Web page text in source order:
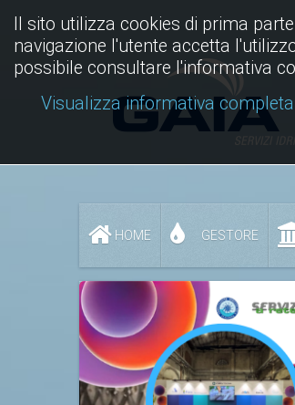
HOME GESTORE
Il sito utilizza cookies di prima
navigazione l'utente accetta
possibile consultare l'informativa
Visualizza informativa